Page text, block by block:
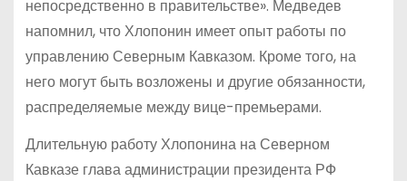
непосредственно в правительстве». Медведев
напомнил, что Хлопонин имеет опыт работы по
управлению Северным Кавказом. Кроме того, на
него могут быть возложены и другие обязанности,
распределяемые между вице-премьерами.
Длительную работу Хлопонина на Северном
Кавказе глава администрации президента РФ